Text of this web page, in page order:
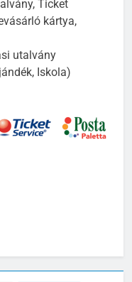
Ticket
kártya,
utalvány
Iskola)